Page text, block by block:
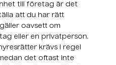
till företag är det
att du har rätt
oavsett om
eller en privatperson.
krävs i regel
det oftast inte